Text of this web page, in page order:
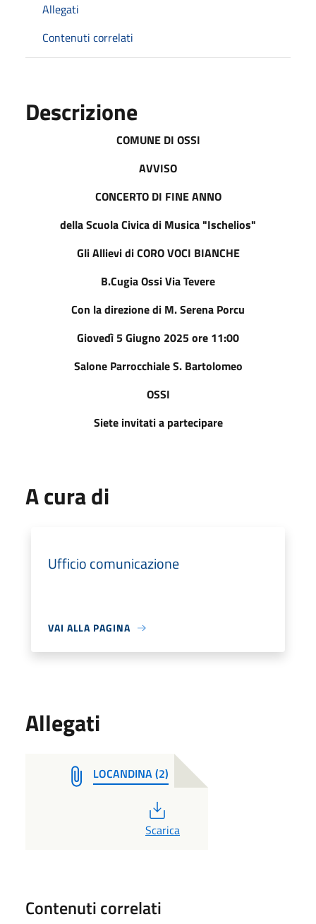
Allegati
Contenuti correlati
Descrizione
COMUNE DI OSSI
AVVISO
CONCERTO DI FINE ANNO
della Scuola Civica di Musica "Ischelios"
Gli Allievi di CORO VOCI BIANCHE
B.Cugia Ossi Via Tevere
Con la direzione di M. Serena Porcu
Giovedì 5 Giugno 2025 ore 11:00
Salone Parrocchiale S. Bartolomeo
OSSI
Siete invitati a partecipare
A cura di
Ufficio comunicazione
VAI ALLA PAGINA
Allegati
LOCANDINA (2)
PDF
Scarica
Contenuti correlati